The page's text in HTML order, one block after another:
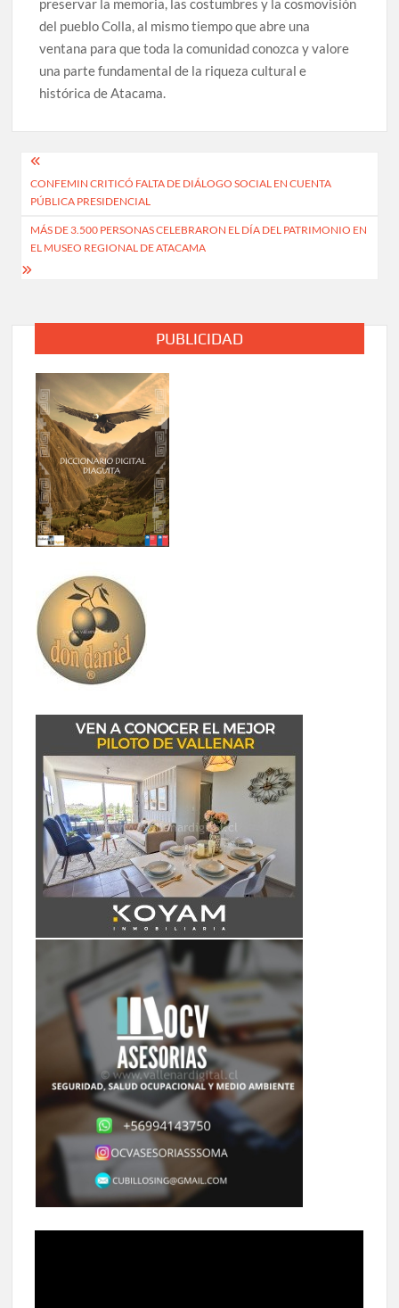
preservar la memoria, las costumbres y la cosmovisión
del pueblo Colla, al mismo tiempo que abre una
ventana para que toda la comunidad conozca y valore
una parte fundamental de la riqueza cultural e
histórica de Atacama.
Navegación
de
entradas
CONFEMIN CRITICÓ FALTA DE DIÁLOGO SOCIAL EN CUENTA
PÚBLICA PRESIDENCIAL
MÁS DE 3.500 PERSONAS CELEBRARON EL DÍA DEL PATRIMONIO EN
EL MUSEO REGIONAL DE ATACAMA
PUBLICIDAD